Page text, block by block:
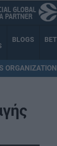
BLOGS BET
ORGANIZATION